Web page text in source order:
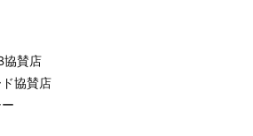
協賛店
協賛店